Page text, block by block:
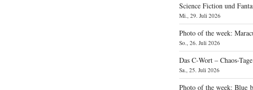
Science Fiction und
Mi., 29. Juli 2026
Photo of the week:
So., 26. Juli 2026
Das C‑Wort – Chaos-
Sa., 25. Juli 2026
Photo of the week: Blue